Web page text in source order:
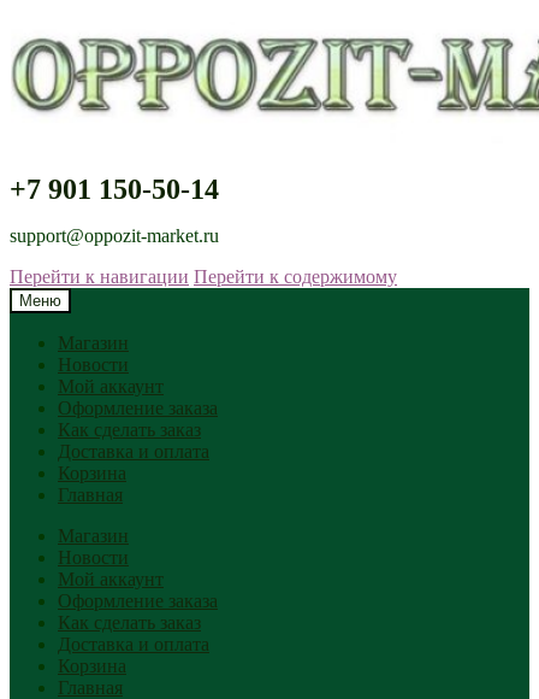
+7 901 150-50-14
support@oppozit-market.ru
Перейти к навигации Перейти к содержимому
Меню
Магазин
Новости
Мой аккаунт
Оформление заказа
Как сделать заказ
Доставка и оплата
Корзина
Главная
Магазин
Новости
Мой аккаунт
Оформление заказа
Как сделать заказ
Доставка и оплата
Корзина
Главная